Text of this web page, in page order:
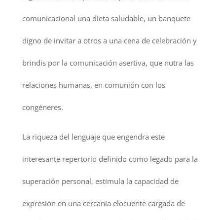
comunicacional una dieta saludable, un banquete
digno de invitar a otros a una cena de celebración y
brindis por la comunicación asertiva, que nutra las
relaciones humanas, en comunión con los
congéneres.
La riqueza del lenguaje que engendra este
interesante repertorio definido como legado para la
superación personal, estimula la capacidad de
expresión en una cercanía elocuente cargada de